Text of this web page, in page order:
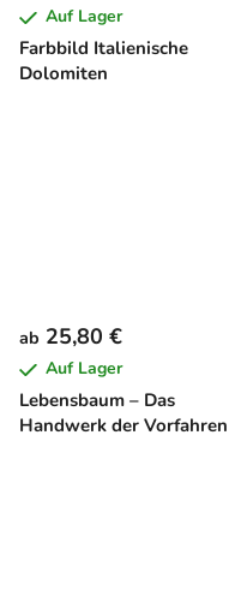
Farbbild Italienische
Dolomiten
Auf Lager
Lebensbaum – Das
Handwerk der Vorfahren
ab 25,80 €
Auf Lager